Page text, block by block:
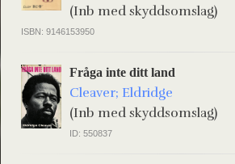
(Inb med skyddsomslag)
ISBN: 9146153950
Fråga inte ditt land
Cleaver; Eldridge
(Inb med skyddsomslag)
ID: 550837